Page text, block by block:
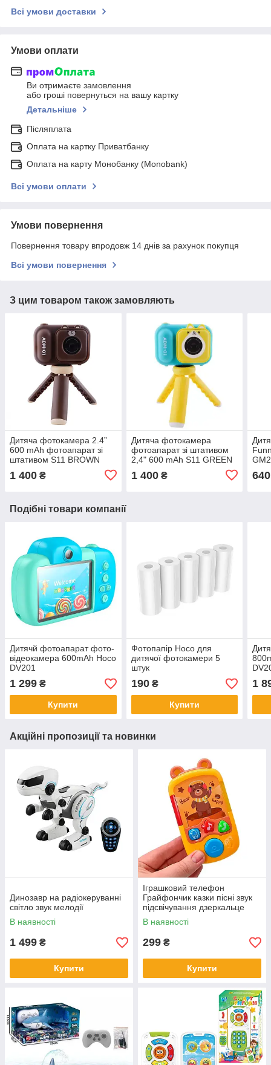
Всі умови доставки
Умови оплати
Ви отримаєте замовлення
або гроші повернуться на вашу картку
Детальніше
Післяплата
Оплата на картку Приватбанку
Оплата на карту Монобанку (Monobank)
Всі умови оплати
Умови повернення
Повернення товару впродовж 14 днів за рахунок покупця
Всі умови повернення
З цим товаром також замовляють
Дитяча фотокамера 2.4”
600 mAh фотоапарат зі
штативом S11 BROWN
1 400 ₴
Дитяча фотокамера
фотоапарат зі штативом
2,4" 600 mAh S11 GREEN
1 400₴ 640
Подібні товари компанії
Дитячй фотоапарат фото-
відеокамера 600mAh Hoco
DV201
1 299 ₴
Купити
Фотопапір Hoco для
дитячої фотокамери 5
штук
190₴
Купити
1
Акційні пропозиції та новинки
Динозавр на радіокеруванні
світло звук мелодії
В наявності
1 499 ₴
Купити
Іграшковий телефон
Грайфончик казки пісні звук
підсвічування дзеркальце
В наявності
299 ₴
Купити